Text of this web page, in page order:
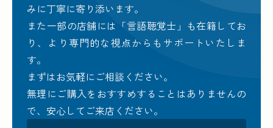
みに丁寧に寄り添います。
また一部の店舗には「言語聴覚士」も在籍してお
り、より専門的な視点からもサポートいたしま
す。
まずはお気軽にご相談ください。
無理にご購入をおすすめすることはありませんの
で、安心してご来店ください。